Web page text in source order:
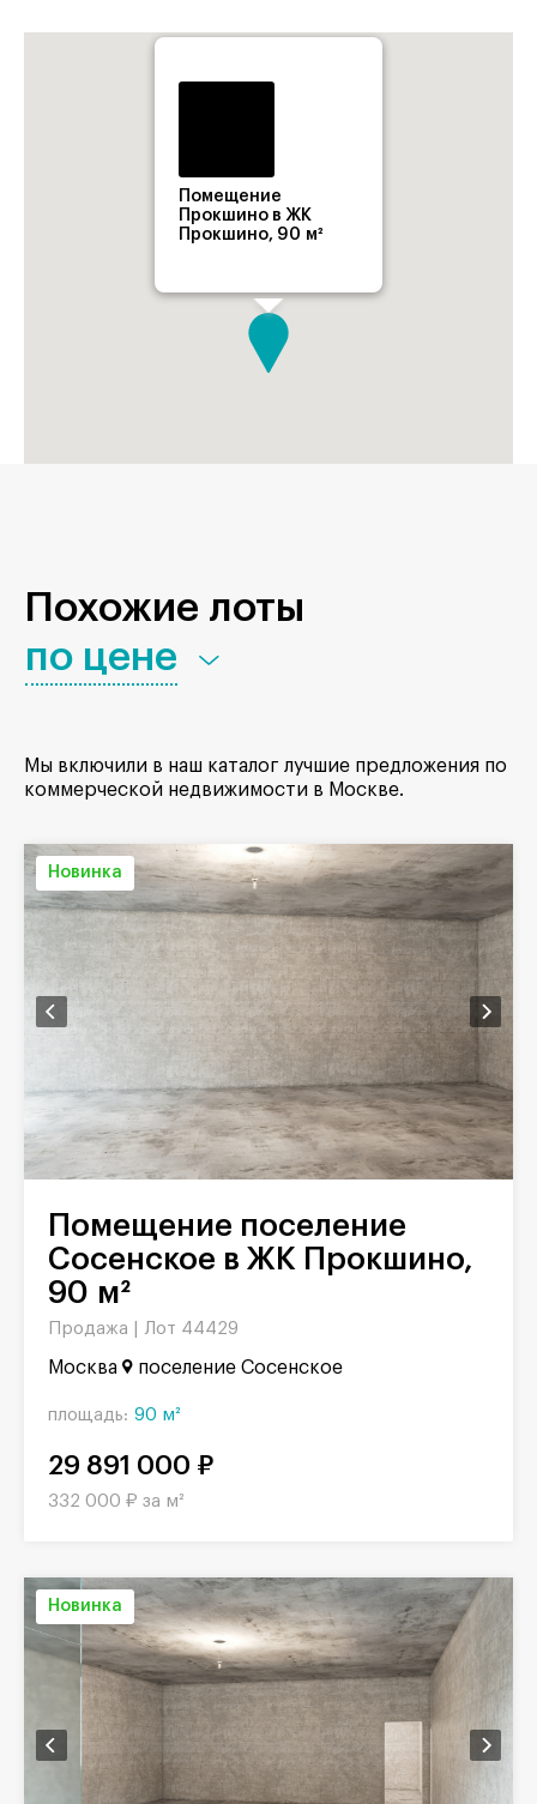
Помещение
Прокшино в ЖК
Прокшино, 90 м²
Похожие лоты
по цене
Мы включили в наш каталог лучшие предложения по
коммерческой недвижимости в Москве.
Новинка
Помещение поселение
Сосенское в ЖК Прокшино,
90 м²
Продажа | Лот 44429
Москва поселение Сосенское
площадь: 90 м²
29 891 000 ₽
332 000 ₽ за м²
Новинка